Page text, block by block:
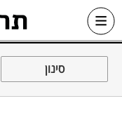
Skip
סינון